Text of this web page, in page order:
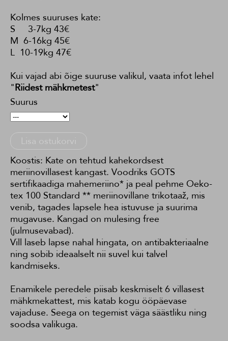
Kolmes suuruses kate:
S 3-7kg 43€
M 6-16kg 45€
L 10-19kg 47€
Kui vajad abi õige suuruse valikul, vaata infot lehel
"Riidest mähkmetest"
Suurus
Lisa ostukorvi
Koostis: Kate on tehtud kahekordsest
meriinovillasest kangast. Voodriks GOTS
sertifikaadiga mahemeriino* ja peal pehme Oeko-
tex 100 Standard ** meriinovillane trikotaaž, mis
venib, tagades lapsele hea istuvuse ja suurima
mugavuse. Kangad on mulesing free
(julmusevabad).
Vill laseb lapse nahal hingata, on antibakteriaalne
ning sobib ideaalselt nii suvel kui talvel
kandmiseks.
Enamikele peredele piisab keskmiselt 6 villasest
mähkmekattest, mis katab kogu ööpäevase
vajaduse. Seega on tegemist väga säästliku ning
soodsa valikuga.